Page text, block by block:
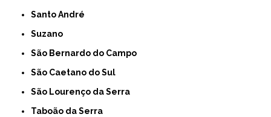
Santo André
Suzano
São Bernardo do Campo
São Caetano do Sul
São Lourenço da Serra
Taboão da Serra